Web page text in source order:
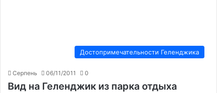
Достопримечательности Геленджика
Серпень 06/11/2011 0
Вид на Геленджик из парка отдыха